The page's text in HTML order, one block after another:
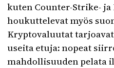
kuten Counter-Strike- ja
houkuttelevat myös
Kryptovaluutat tarjoavat
useita etuja: nopeat
mahdollisuuden pelata